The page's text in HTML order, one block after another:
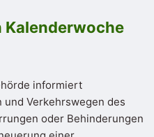
Kalenderwoche
informiert
und Verkehrswegen des
oder Behinderungen